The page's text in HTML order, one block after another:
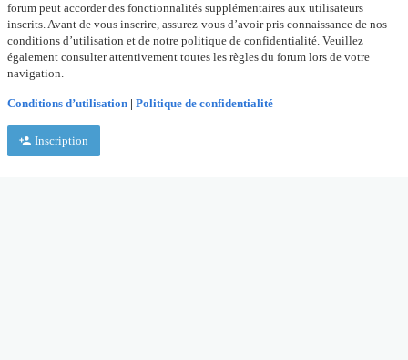
forum peut accorder des fonctionnalités supplémentaires aux utilisateurs
inscrits. Avant de vous inscrire, assurez-vous d’avoir pris connaissance de nos
conditions d’utilisation et de notre politique de confidentialité. Veuillez
également consulter attentivement toutes les règles du forum lors de votre
navigation.
Conditions d’utilisation | Politique de confidentialité
Inscription